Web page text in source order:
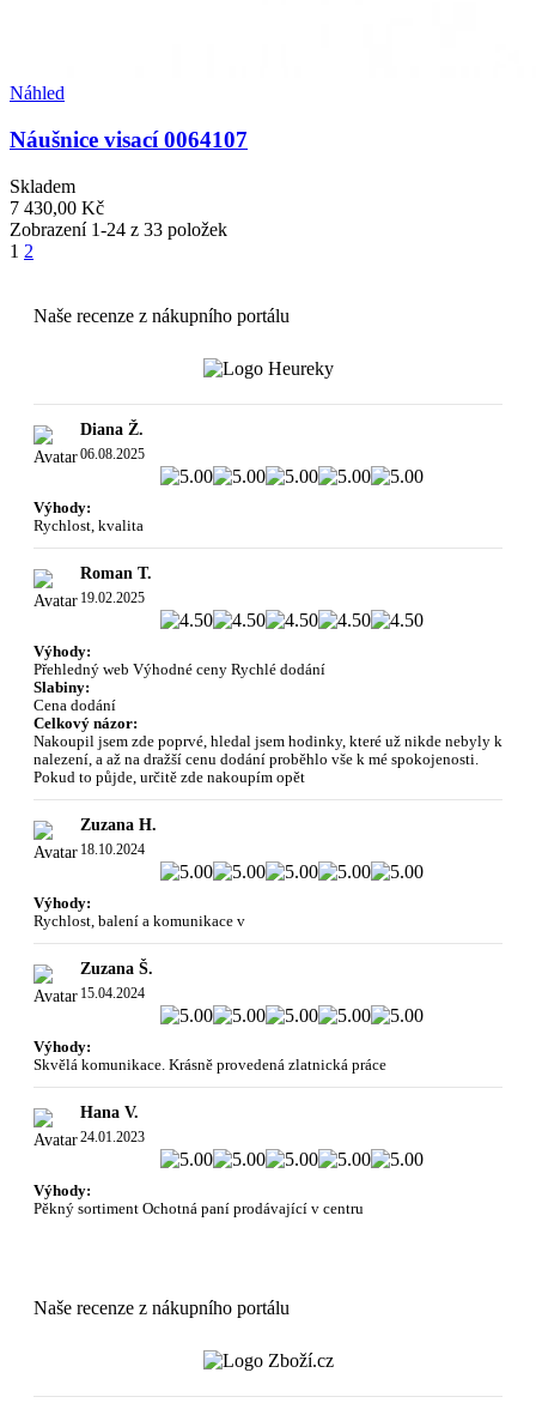
Náhled
Náušnice visací 0064107
Skladem
7 430,00 Kč
Zobrazení 1-24 z 33 položek
1 2
Naše recenze z nákupního portálu
Diana Ž.
06.08.2025
Výhody:
Rychlost, kvalita
Roman T.
19.02.2025
Výhody:
Přehledný web Výhodné ceny Rychlé dodání
Slabiny:
Cena dodání
Celkový názor:
Nakoupil jsem zde poprvé, hledal jsem hodinky, které už nikde nebyly k
nalezení, a až na dražší cenu dodání proběhlo vše k mé spokojenosti.
Pokud to půjde, určitě zde nakoupím opět
Zuzana H.
18.10.2024
Výhody:
Rychlost, balení a komunikace v
Zuzana Š.
15.04.2024
Výhody:
Skvělá komunikace. Krásně provedená zlatnická práce
Hana V.
24.01.2023
Výhody:
Pěkný sortiment Ochotná paní prodávající v centru
Naše recenze z nákupního portálu